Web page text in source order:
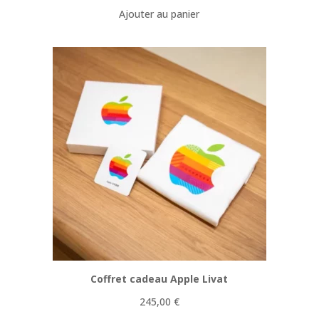
Ajouter au panier
Coffret cadeau Apple Livat
245,00 €